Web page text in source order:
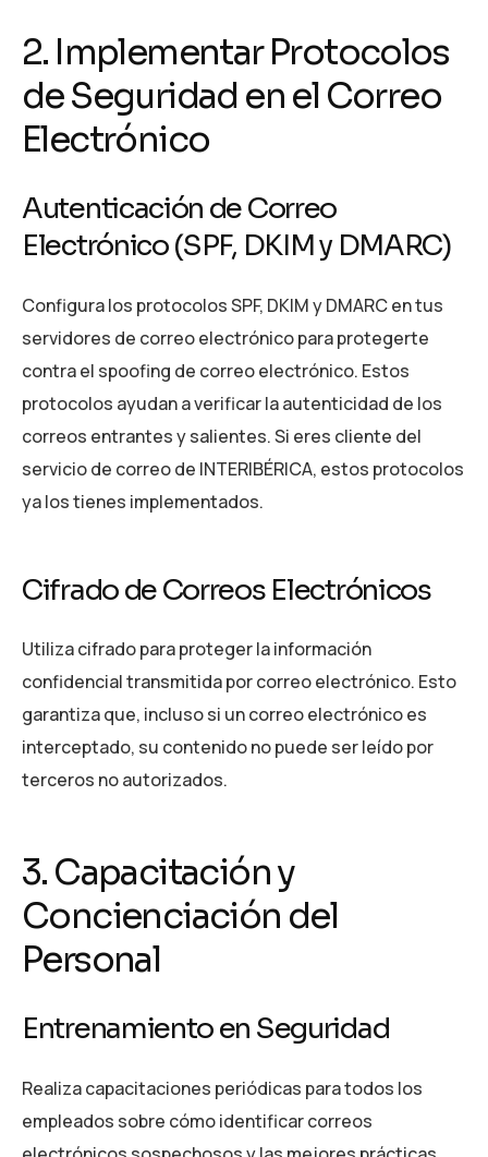
2. Implementar Protocolos
de Seguridad en el Correo
Electrónico
Autenticación de Correo
Electrónico (SPF, DKIM y DMARC)
Configura los protocolos SPF, DKIM y DMARC en tus
servidores de correo electrónico para protegerte
contra el spoofing de correo electrónico. Estos
protocolos ayudan a verificar la autenticidad de los
correos entrantes y salientes. Si eres cliente del
servicio de correo de INTERIBÉRICA, estos protocolos
ya los tienes implementados.
Cifrado de Correos Electrónicos
Utiliza cifrado para proteger la información
confidencial transmitida por correo electrónico. Esto
garantiza que, incluso si un correo electrónico es
interceptado, su contenido no puede ser leído por
terceros no autorizados.
3. Capacitación y
Concienciación del
Personal
Entrenamiento en Seguridad
Realiza capacitaciones periódicas para todos los
empleados sobre cómo identificar correos